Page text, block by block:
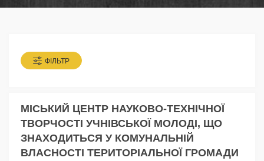
ФІЛЬТР
МІСЬКИЙ ЦЕНТР НАУКОВО-ТЕХНІЧНОЇ
ТВОРЧОСТІ УЧНІВСЬКОЇ МОЛОДІ, ЩО
ЗНАХОДИТЬСЯ У КОМУНАЛЬНІЙ
ВЛАСНОСТІ ТЕРИТОРІАЛЬНОЇ ГРОМАДИ